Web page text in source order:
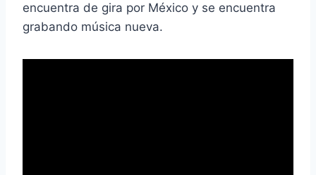
encuentra de gira por México y se encuentra
grabando música nueva.